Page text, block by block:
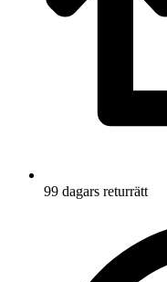
99 dagars returrätt